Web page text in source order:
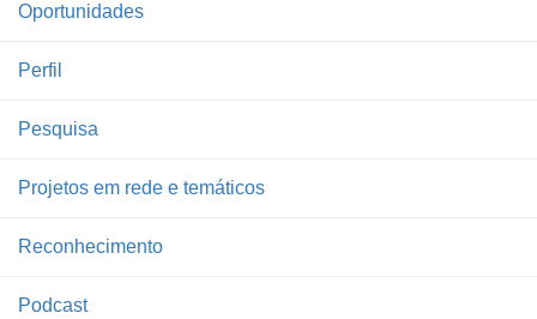
Oportunidades
Perfil
Pesquisa
Projetos em rede e temáticos
Reconhecimento
Podcast